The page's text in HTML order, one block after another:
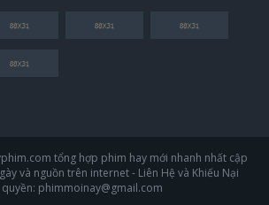
tổng hợp phim hay mới nhanh nhất cập
và nguồn trên internet - Liên Hệ và Khiếu Nại
phimmoinay@gmail.com